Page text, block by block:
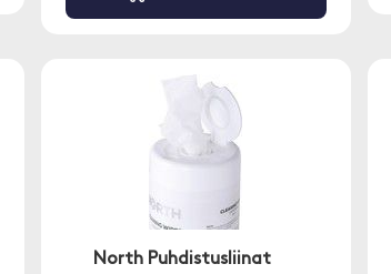
North Puhdistusliinat